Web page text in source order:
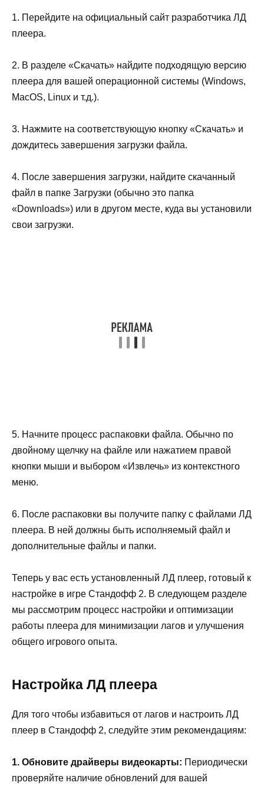
1. Перейдите на официальный сайт разработчика ЛД
плеера.
2. В разделе «Скачать» найдите подходящую версию
плеера для вашей операционной системы (Windows,
MacOS, Linux и т.д.).
3. Нажмите на соответствующую кнопку «Скачать» и
дождитесь завершения загрузки файла.
4. После завершения загрузки, найдите скачанный
файл в папке Загрузки (обычно это папка
«Downloads») или в другом месте, куда вы установили
свои загрузки.
5. Начните процесс распаковки файла. Обычно по
двойному щелчку на файле или нажатием правой
кнопки мыши и выбором «Извлечь» из контекстного
меню.
6. После распаковки вы получите папку с файлами ЛД
плеера. В ней должны быть исполняемый файл и
дополнительные файлы и папки.
Теперь у вас есть установленный ЛД плеер, готовый к
настройке в игре Стандофф 2. В следующем разделе
мы рассмотрим процесс настройки и оптимизации
работы плеера для минимизации лагов и улучшения
общего игрового опыта.
Настройка ЛД плеера
Для того чтобы избавиться от лагов и настроить ЛД
плеер в Стандофф 2, следуйте этим рекомендациям:
1. Обновите драйверы видеокарты: Периодически
проверяйте наличие обновлений для вашей